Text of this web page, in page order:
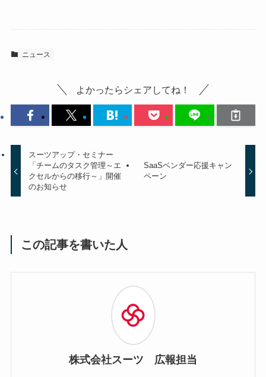
ニュース
よかったらシェアしてね！
スーツアップ・セミナー
「チームのタスク管理～エ
クセルからの移行～」開催
のお知らせ
SaaSベンダー応援キャン
ペーン
この記事を書いた人
株式会社スーツ 広報担当